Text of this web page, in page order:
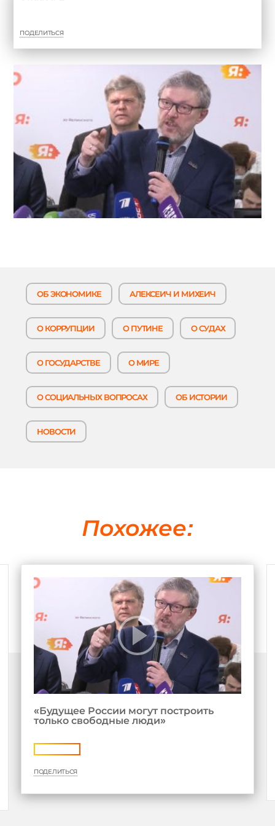
ПОДЕЛИТЬСЯ
ОБ ЭКОНОМИКЕ АЛЕКСЕИЧ И МИХЕИЧ
О КОРРУПЦИИ О ПУТИНЕ О СУДАХ
О ГОСУДАРСТВЕ О МИРЕ
О СОЦИАЛЬНЫХ ВОПРОСАХ ОБ ИСТОРИИ
НОВОСТИ
Похожее:
«Будущее России могут построить
только свободные люди»
ПОДЕЛИТЬСЯ